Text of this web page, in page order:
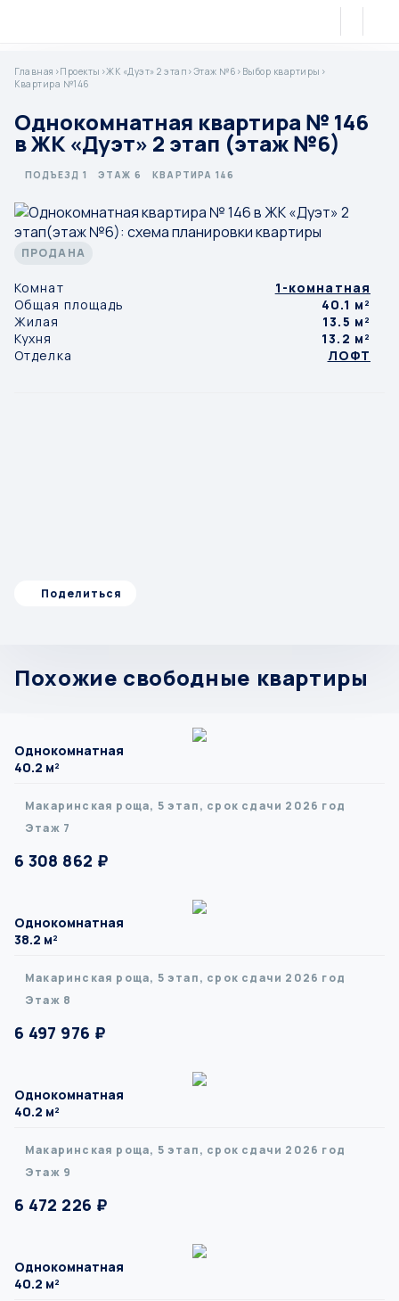
Главная >Проекты >ЖК «Дуэт» 2 этап >Этаж №6 > Выбор квартиры >
Квартира №146
Однокомнатная квартира № 146
в ЖК «Дуэт» 2 этап (этаж №6)
ПОДЪЕЗД 1 ЭТАЖ 6 КВАРТИРА 146
ПРОДАНА
Комнат
1-комнатная
Общая площадь
40.1 м²
Жилая
13.5 м²
Кухня
13.2 м²
Отделка
ЛОФТ
Поделиться
Похожие свободные квартиры
Однокомнатная
40.2 м²
Макаринская роща, 5 этап, срок сдачи 2026 год
Этаж 7
6 308 862 ₽
Однокомнатная
38.2 м²
Макаринская роща, 5 этап, срок сдачи 2026 год
Этаж 8
6 497 976 ₽
Однокомнатная
40.2 м²
Макаринская роща, 5 этап, срок сдачи 2026 год
Этаж 9
6 472 226 ₽
Однокомнатная
40.2 м²